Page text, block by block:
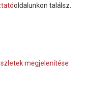
hogy azadatkezelési
és elfogadom.
jog fenntartva!
oldalunkon találsz.
megjelenítése